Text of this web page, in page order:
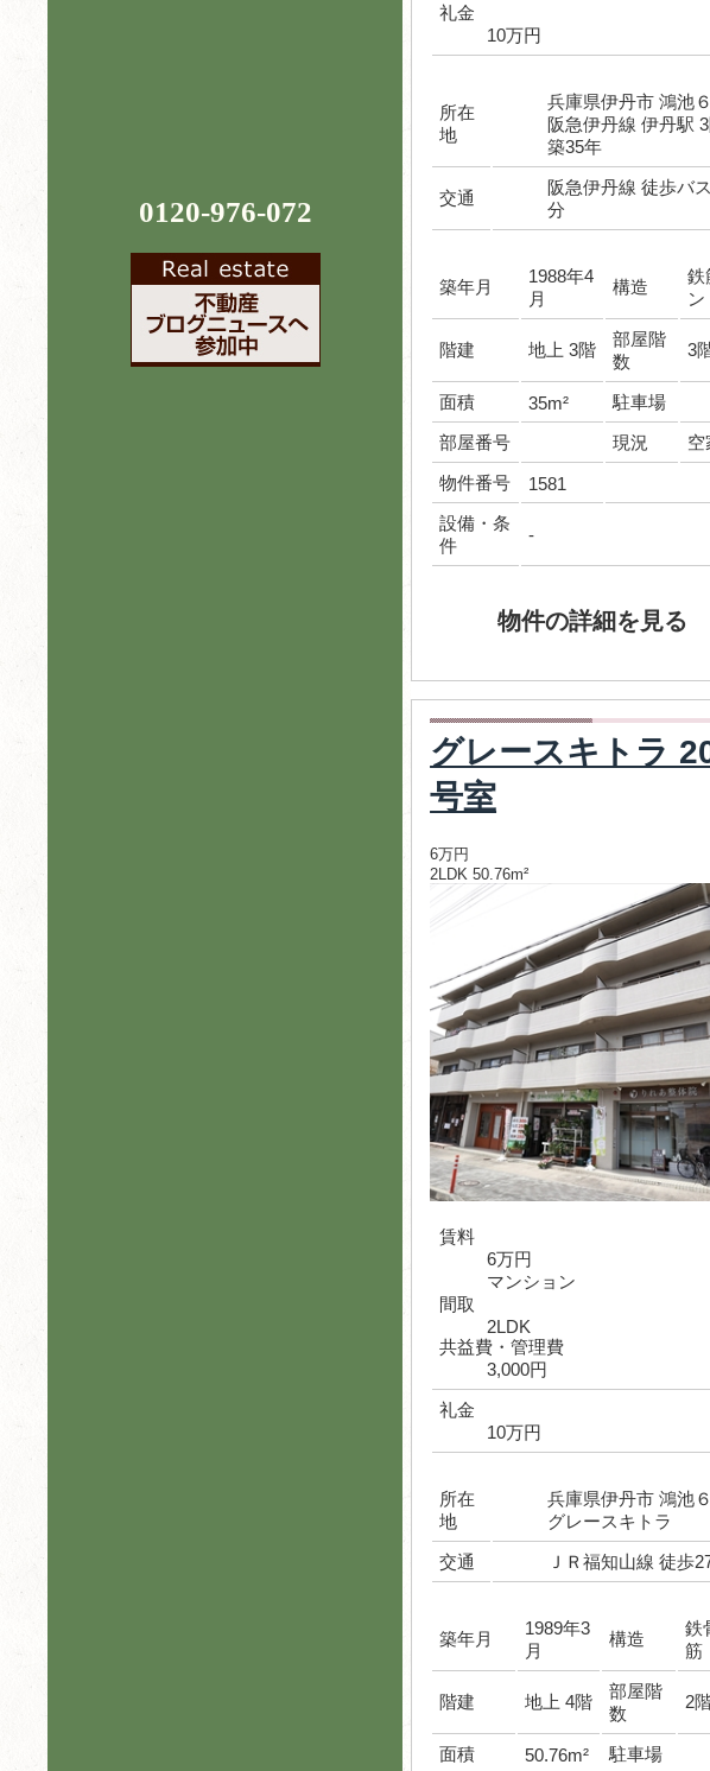
0120-976-072
礼金
10万円
所在
地
兵庫県伊丹市 鴻池
阪急伊丹線 伊丹駅
築35年
交通
阪急伊丹線 徒歩バ
分
築年月
1988年4
月
構造
鉄
ン
階建 地上 3階
部屋階
数
3
面積 35m²
駐車場
部屋番号
現況
空
物件番号
1581
設備・条
件
-
物件の詳細を見る
グレースキトラ
号室
6万円
2LDK 50.76m²
賃料
6万円
マンション
間取
2LDK
共益費・管理費
3,000円
礼金
10万円
所在
地
兵庫県伊丹市 鴻池
グレースキトラ
交通
ＪＲ福知山線 徒歩
築年月
1989年3
月
構造
鉄
筋
階建 地上 4階
部屋階
数
2
面積 50.76m² 駐車場